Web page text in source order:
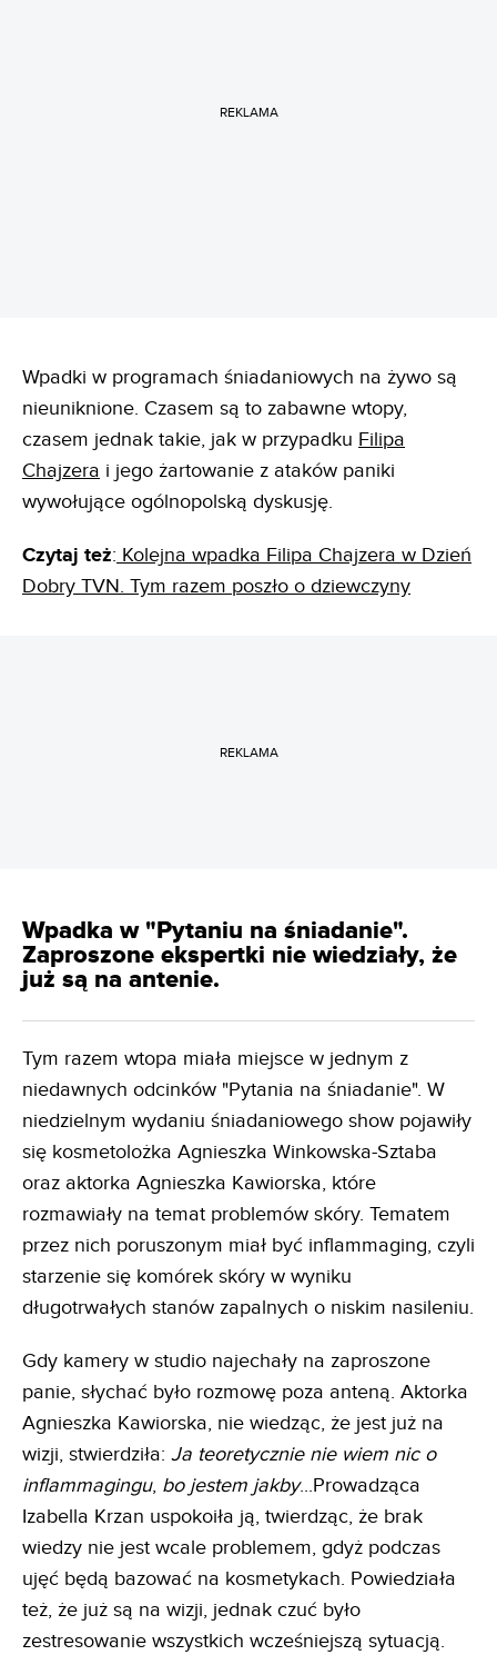
REKLAMA
Wpadki w programach śniadaniowych na żywo są
nieuniknione. Czasem są to zabawne wtopy,
czasem jednak takie, jak w przypadku Filipa
Chajzera i jego żartowanie z ataków paniki
wywołujące ogólnopolską dyskusję.
Czytaj też: Kolejna wpadka Filipa Chajzera w Dzień
Dobry TVN. Tym razem poszło o dziewczyny
REKLAMA
Wpadka w "Pytaniu na śniadanie".
Zaproszone ekspertki nie wiedziały, że
już są na antenie.
Tym razem wtopa miała miejsce w jednym z
niedawnych odcinków "Pytania na śniadanie". W
niedzielnym wydaniu śniadaniowego show pojawiły
się kosmetolożka Agnieszka Winkowska-Sztaba
oraz aktorka Agnieszka Kawiorska, które
rozmawiały na temat problemów skóry. Tematem
przez nich poruszonym miał być inflammaging, czyli
starzenie się komórek skóry w wyniku
długotrwałych stanów zapalnych o niskim nasileniu.
Gdy kamery w studio najechały na zaproszone
panie, słychać było rozmowę poza anteną. Aktorka
Agnieszka Kawiorska, nie wiedząc, że jest już na
wizji, stwierdziła: Ja teoretycznie nie wiem nic o
inflammagingu, bo jestem jakby...Prowadząca
Izabella Krzan uspokoiła ją, twierdząc, że brak
wiedzy nie jest wcale problemem, gdyż podczas
ujęć będą bazować na kosmetykach. Powiedziała
też, że już są na wizji, jednak czuć było
zestresowanie wszystkich wcześniejszą sytuacją.